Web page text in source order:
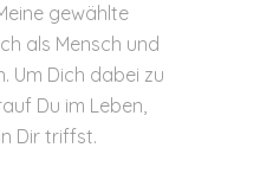
gewählte
als Mensch und
Um Dich dabei zu
Du im Leben,
Dir triffst.